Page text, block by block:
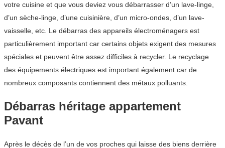
votre cuisine et que vous deviez vous débarrasser d’un lave-linge,
d’un sèche-linge, d’une cuisinière, d’un micro-ondes, d’un lave-
vaisselle, etc. Le débarras des appareils électroménagers est
particulièrement important car certains objets exigent des mesures
spéciales et peuvent être assez difficiles à recycler. Le recyclage
des équipements électriques est important également car de
nombreux composants contiennent des métaux polluants.
Débarras héritage appartement
Pavant
Après le décès de l’un de vos proches qui laisse des biens derrière